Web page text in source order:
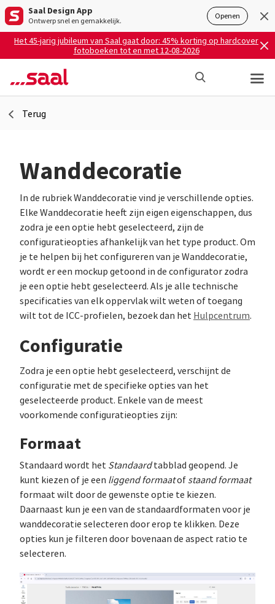
Saal Design App
Ontwerp snel en gemakkelijk. Openen
Het 45-jarig jubileum van Saal gaat door: 45% korting op hardcover
fotoboeken tot en met 12-08-2026
Terug
Wanddecoratie
In de rubriek Wanddecoratie vind je verschillende opties.
Elke Wanddecoratie heeft zijn eigen eigenschappen, dus
zodra je een optie hebt geselecteerd, zijn de
configuratieopties afhankelijk van het type product. Om
je te helpen bij het configureren van je Wanddecoratie,
wordt er een mockup getoond in de configurator zodra
je een optie hebt geselecteerd. Als je alle technische
specificaties van elk oppervlak wilt weten of toegang
wilt tot de ICC-profielen, bezoek dan het Hulpcentrum.
Configuratie
Zodra je een optie hebt geselecteerd, verschijnt de
configuratie met de specifieke opties van het
geselecteerde product. Enkele van de meest
voorkomende configuratieopties zijn:
Formaat
Standaard wordt het Standaardtabblad geopend. Je
kunt kiezen of je een liggend formaatof staand formaat
formaat wilt door de gewenste optie te kiezen.
Daarnaast kun je een van de standaardformaten voor je
wanddecoratie selecteren door erop te klikken. Deze
opties kun je filteren door bovenaan de aspect ratio te
selecteren.